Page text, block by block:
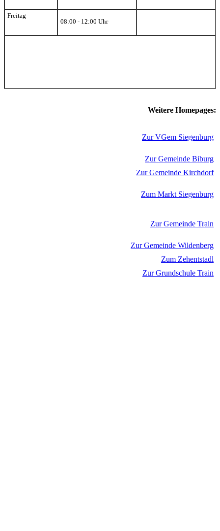
Freitag
08:00 - 12:00 Uhr
Weitere Homepages:
Zur VGem Siegenburg
Zur Gemeinde Biburg
Zur Gemeinde Kirchdorf
Zum Markt Siegenburg
Zur Gemeinde Train
Zur Gemeinde Wildenberg
Zum Zehentstadl
Zur Grundschule Train